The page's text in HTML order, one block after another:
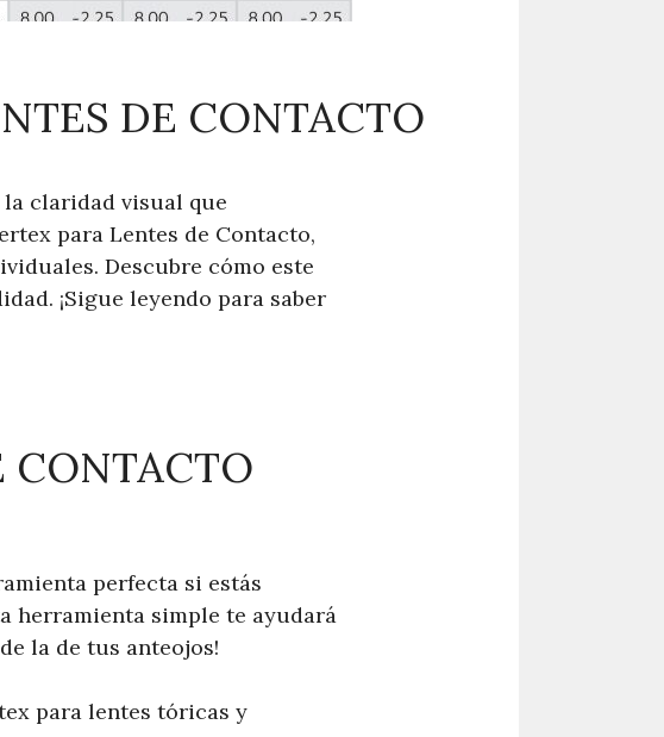
DE CONTACTO
la claridad visual que
para Lentes de Contacto,
Descubre cómo este
¡Sigue leyendo para saber
CONTACTO
perfecta si estás
herramienta simple te ayudará
la de tus anteojos!
para lentes tóricas y